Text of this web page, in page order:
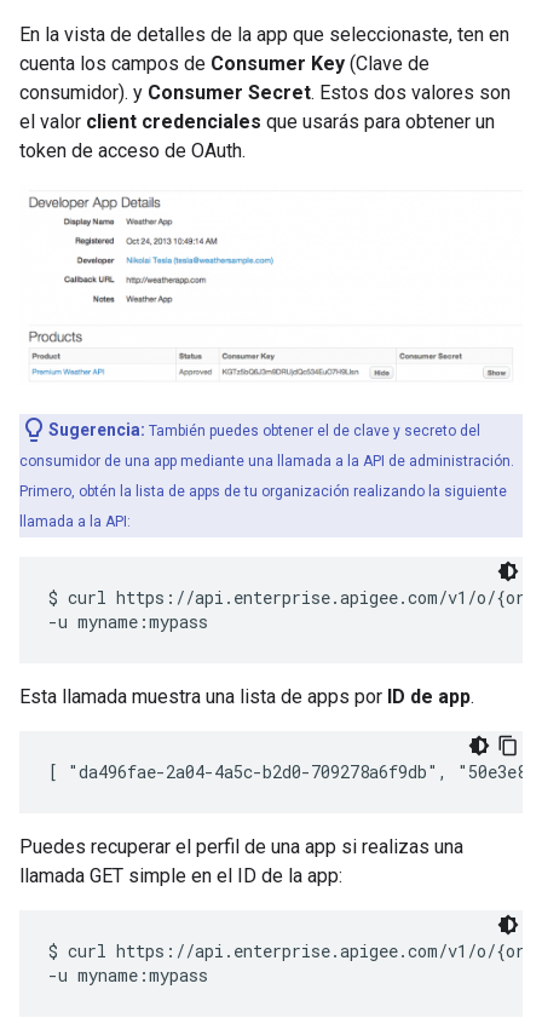
En la vista de detalles de la app que seleccionaste, ten en
cuenta los campos de Consumer Key (Clave de
consumidor). y Consumer Secret. Estos dos valores son
el valor client credenciales que usarás para obtener un
token de acceso de OAuth.
Sugerencia: También puedes obtener el de clave y secreto del
consumidor de una app mediante una llamada a la API de administración.
Primero, obtén la lista de apps de tu organización realizando la siguiente
llamada a la API:
$ curl https://api.enterprise.apigee.com/v1/o/
Esta llamada muestra una lista de apps por ID de app.
[ "da496fae-2a04-4a5c-b2d0-709278a6f9db",
Puedes recuperar el perfil de una app si realizas una
llamada GET simple en el ID de la app:
$ curl https://api.enterprise.apigee.com/v1/o/